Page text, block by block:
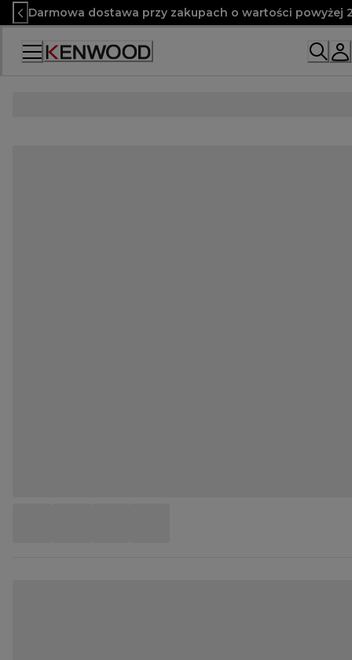
Skip
to
Content
Darmowa dostawa przy zakupach o wartości powyżej